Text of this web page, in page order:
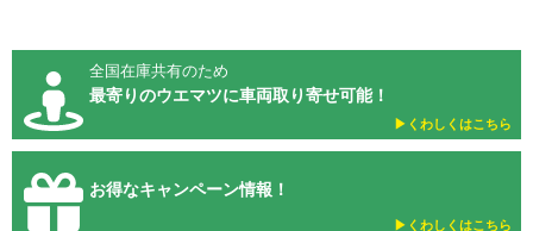
全国在庫共有のため
最寄りのウエマツに車両取り寄せ可能！
▶︎くわしくはこちら
お得なキャンペーン情報！
▶︎くわしくはこちら